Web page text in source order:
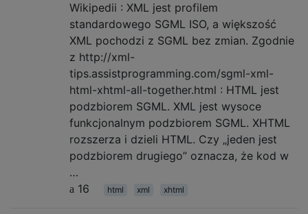
Wikipedii : XML jest profilem
standardowego SGML ISO, a większość
XML pochodzi z SGML bez zmian. Zgodnie
z http://xml-
tips.assistprogramming.com/sgml-xml-
html-xhtml-all-together.html : HTML jest
podzbiorem SGML. XML jest wysoce
funkcjonalnym podzbiorem SGML. XHTML
rozszerza i dzieli HTML. Czy „jeden jest
podzbiorem drugiego” oznacza, że ​​kod w
…
16
html xml xhtml